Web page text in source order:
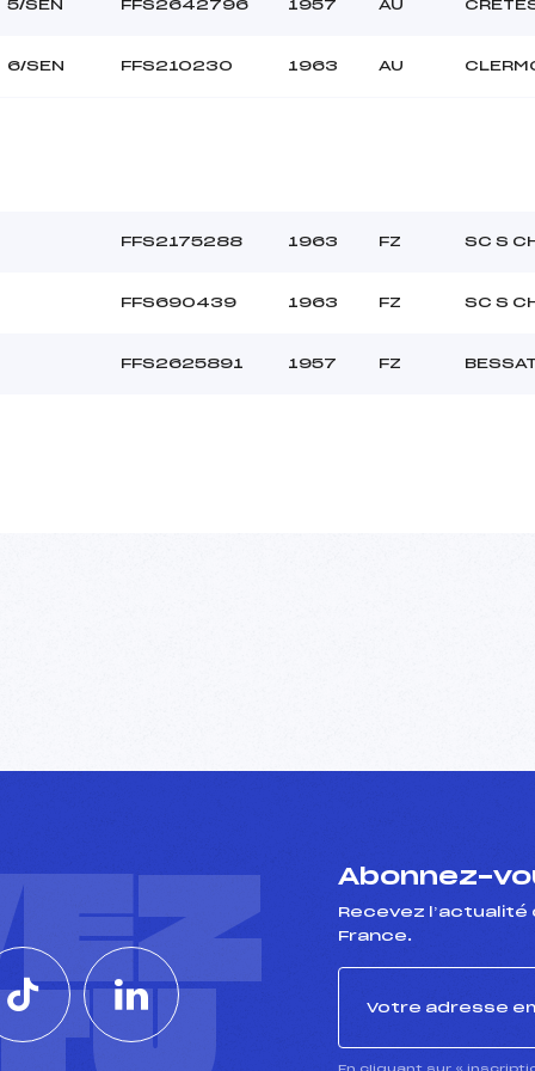
5/SEN FFS2642796 1957 AU
6/SEN FFS210230 1963 AU
FFS2175288 1963 FZ SC S
FFS690439 1963 FZ SC S
FFS2625891 1957 FZ
Abonnez-
Recevez l’actualité
France.
En cliquant sur «